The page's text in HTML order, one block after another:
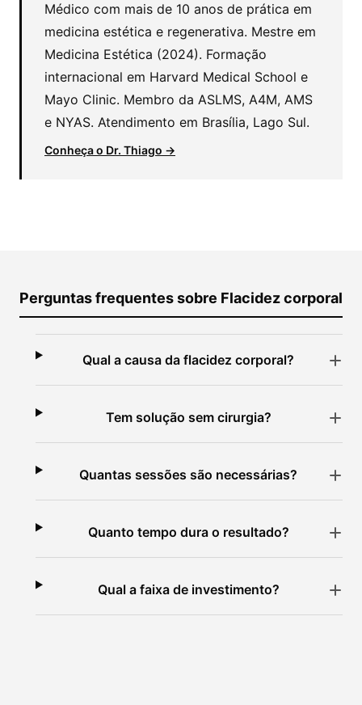
Médico com mais de 10 anos de prática em
medicina estética e regenerativa. Mestre em
Medicina Estética (2024). Formação
internacional em Harvard Medical School e
Mayo Clinic. Membro da ASLMS, A4M, AMS
e NYAS. Atendimento em Brasília, Lago Sul.
Conheça o Dr. Thiago →
Perguntas frequentes sobre Flacidez corporal
Qual a causa da flacidez corporal?
Tem solução sem cirurgia?
Quantas sessões são necessárias?
Quanto tempo dura o resultado?
Qual a faixa de investimento?